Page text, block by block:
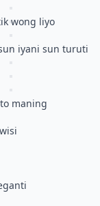
wong liyo
iyani sun turuti
maning